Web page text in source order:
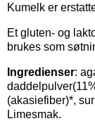
Kumelk er
Et gluten- og
brukes som
Ingredienser:
(akasiefiber)*,
Limesmak.